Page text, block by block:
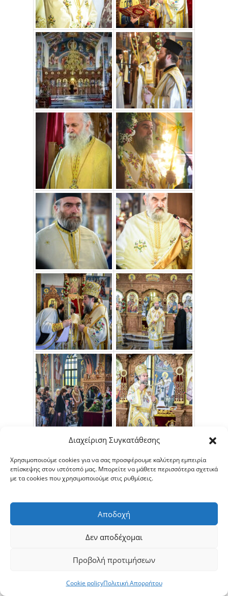
Διαχείριση Συγκατάθεσης
Χρησιμοποιούμε cookies για να σας προσφέρουμε καλύτερη εμπειρία
επίσκεψης στον ιστότοπό μας. Μπορείτε να μάθετε περισσότερα σχετικά
με τα cookies που χρησιμοποιούμε στις ρυθμίσεις.
Αποδοχή
Δεν αποδέχομαι
Προβολή προτιμήσεων
Cookie policyΠολιτική Απορρήτου